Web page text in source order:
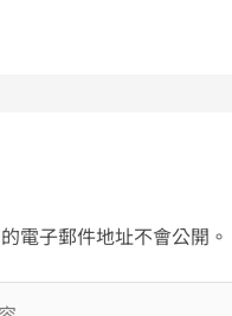
電子郵件地址不會公開。